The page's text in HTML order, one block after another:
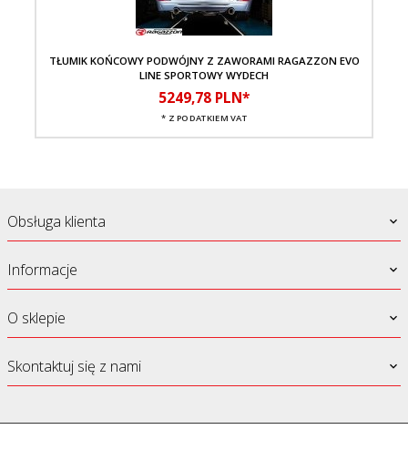
TŁUMIK KOŃCOWY PODWÓJNY Z ZAWORAMI RAGAZZON EVO
LINE SPORTOWY WYDECH
5249,78 PLN*
* Z PODATKIEM VAT
Obsługa klienta
Informacje
O sklepie
Skontaktuj się z nami